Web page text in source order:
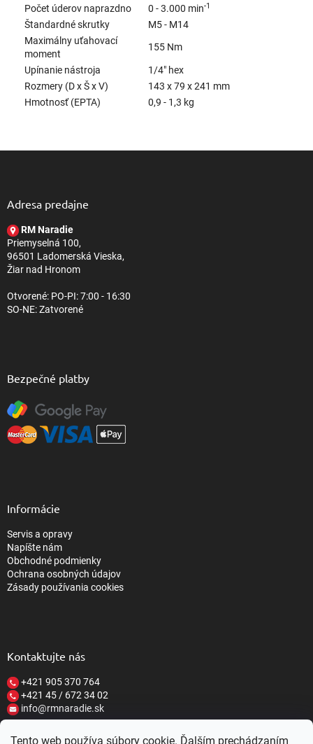
Tento web používa súbory cookie. Ďalším prechádzaním
Počet úderov naprazdno 0 - 3.000 min-1
Štandardné skrutky
M5 - M14
Maximálny uťahovací
moment
155 Nm
Upínanie nástroja
1/4" hex
Rozmery (D x Š x V)
143 x 79 x 241 mm
Hmotnosť (EPTA)
0,9 - 1,3 kg
Adresa predajne
RM Naradie
Priemyselná 100,
96501 Ladomerská Vieska,
Žiar nad Hronom
Otvorené: PO-PI: 7:00 - 16:30
SO-NE: Zatvorené
Bezpečné platby
Informácie
Servis a opravy
Napíšte nám
Obchodné podmienky
Ochrana osobných údajov
Zásady používania cookies
Kontaktujte nás
+421 905 370 764
+421 45 / 672 34 02
info@rmnaradie.sk